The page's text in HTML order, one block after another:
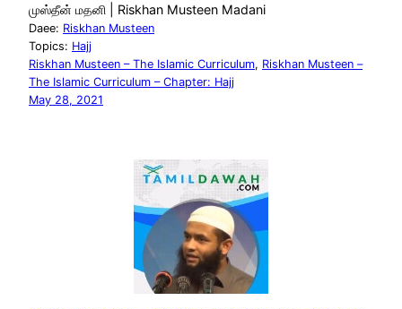
முஸ்தீன் மதனி | Riskhan Musteen Madani
Daee: Riskhan Musteen
Topics: Hajj
Riskhan Musteen – The Islamic Curriculum, Riskhan Musteen –
The Islamic Curriculum – Chapter: Hajj
May 28, 2021